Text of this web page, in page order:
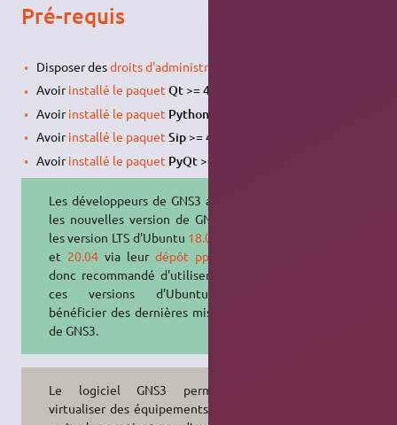
Pré-requis
Disposer desdroits d'administration
Avoirinstallé le paquet Qt >= 4.3
Avoirinstallé le paquet Python3 >= 3.3
Avoirinstallé le paquet Sip >= 4.5
Avoirinstallé le paquet PyQt >= 4.1
Les développeurs de GNS3 actualise
les nouvelles version de GNS3 pour
les version LTS d'Ubuntu 18.04
et 20.04via leurdépôt ppa
donc recommandé d'utiliser une de
ces versions d’Ubuntu pour
bénéficier des dernières mise à jour
de GNS3.
Le logiciel GNS3 permet de
virtualiser des équipements réseaux